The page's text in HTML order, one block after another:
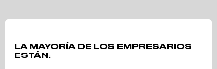
LA MAYORÍA DE LOS EMPRESARIOS
ESTÁN: